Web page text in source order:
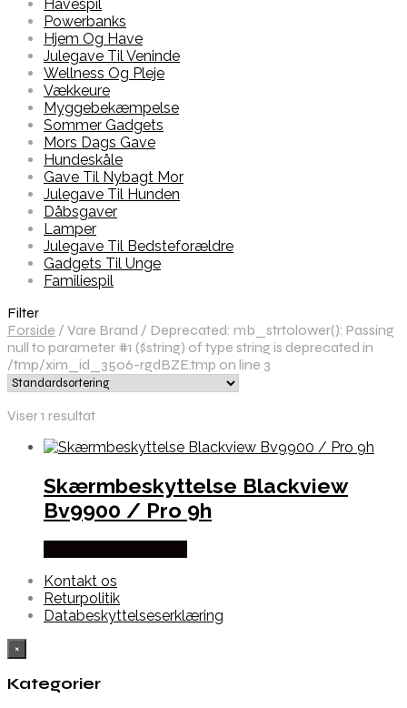
Havespil
Powerbanks
Hjem Og Have
Julegave Til Veninde
Wellness Og Pleje
Vækkeure
Myggebekæmpelse
Sommer Gadgets
Mors Dags Gave
Hundeskåle
Gave Til Nybagt Mor
Julegave Til Hunden
Dåbsgaver
Lamper
Julegave Til Bedsteforældre
Gadgets Til Unge
Familiespil
Filter
Forside / Vare Brand / Deprecated: mb_strtolower(): Passing
null to parameter #1 ($string) of type string is deprecated in
/tmp/xim_id_3506-rgdBZE.tmp on line 3
Viser 1 resultat
Skærmbeskyttelse Blackview
Bv9900 / Pro 9h
Kontakt os
Returpolitik
Databeskyttelseserklæring
×
Kategorier